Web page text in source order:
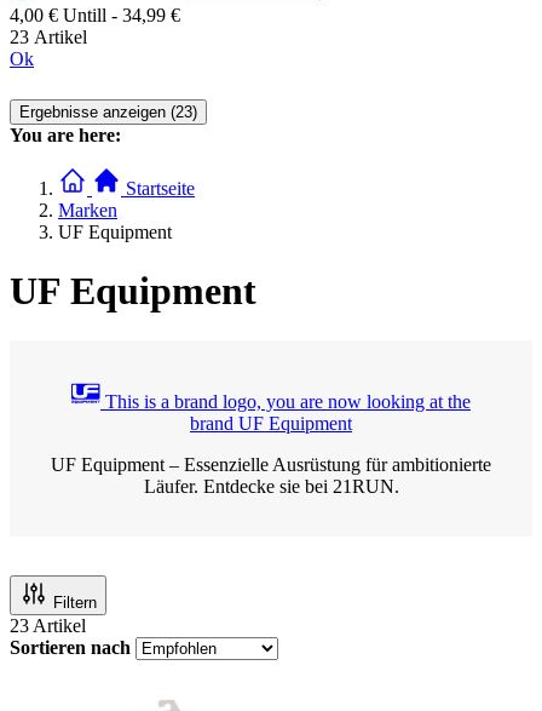
4,00 € Untill - 34,99 €
23 Artikel
Ok
Ergebnisse anzeigen (23)
You are here:
Startseite
Marken
UF Equipment
UF Equipment
This is a brand logo, you are now looking at the
brand UF Equipment
UF Equipment – Essenzielle Ausrüstung für ambitionierte
Läufer. Entdecke sie bei 21RUN.
Filtern
23 Artikel
Sortieren nach